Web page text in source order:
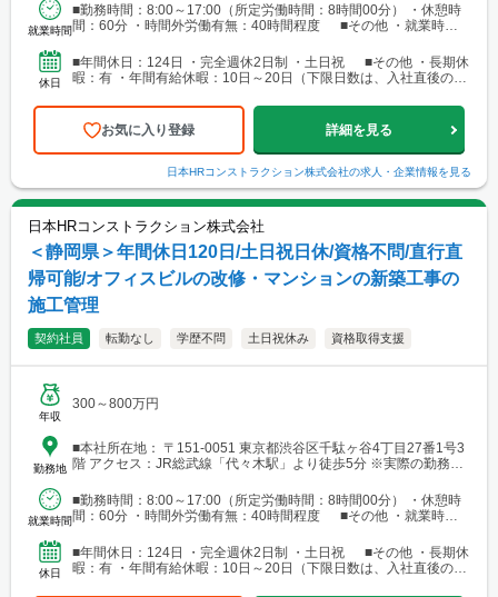
みです。 面接時にヒアリングのうえ、最適な案件に基づき決定し
ます。
就業時間
■勤務時間：8:00～17:00（所定労働時間：8時間00分） ・休憩時
間：60分 ・時間外労働有無：40時間程度 ■その他 ・就業時間
休日
■年間休日：124日 ・完全週休2日制 ・土日祝 ■その他 ・長期休
暇：有 ・年間有給休暇：10日～20日（下限日数は、入社直後の付
お気に入り登録 詳細を見る
日本HRコンストラクション株式会社の求人・企業情報を見る
日本HRコンストラクション株式会社
＜静岡県＞年間休日120日/土日祝日休/資格不問/直行直
帰可能/オフィスビルの改修・マンションの新築工事の
施工管理
契約社員 転勤なし 学歴不問 土日祝休み 資格取得支援
年収
300～800万円
勤務地
■本社所在地： 〒151-0051 東京都渋谷区千駄ヶ谷4丁目27番1号3
階 アクセス：JR総武線「代々木駅」より徒歩5分 ※実際の勤務地
みです。 面接時にヒアリングのうえ、最適な案件に基づき決定し
ます。
就業時間
■勤務時間：8:00～17:00（所定労働時間：8時間00分） ・休憩時
間：60分 ・時間外労働有無：40時間程度 ■その他 ・就業時間
休日
■年間休日：124日 ・完全週休2日制 ・土日祝 ■その他 ・長期休
暇：有 ・年間有給休暇：10日～20日（下限日数は、入社直後の付